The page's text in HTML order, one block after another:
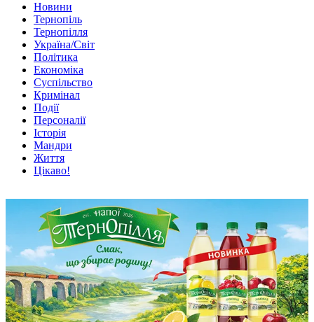
Новини
Тернопіль
Тернопілля
Україна/Світ
Політика
Економіка
Суспільство
Кримінал
Події
Персоналії
Історія
Мандри
Життя
Цікаво!